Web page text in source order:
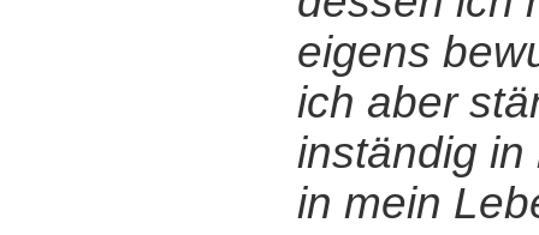
eigens
ich aber
inständig in
in mein